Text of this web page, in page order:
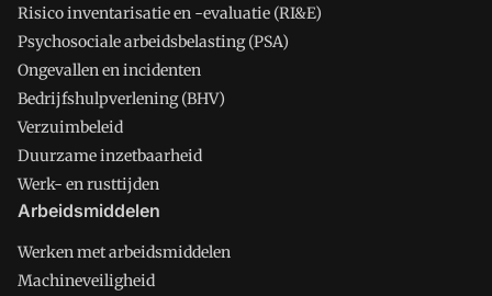
Risico inventarisatie en -evaluatie (RI&E)
Psychosociale arbeidsbelasting (PSA)
Ongevallen en incidenten
Bedrijfshulpverlening (BHV)
Verzuimbeleid
Duurzame inzetbaarheid
Werk- en rusttijden
Arbeidsmiddelen
Werken met arbeidsmiddelen
Machineveiligheid